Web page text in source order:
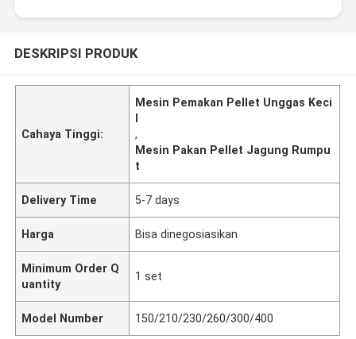
DESKRIPSI PRODUK
Cahaya Tinggi:
Mesin Pemakan Pellet Unggas Keci
l
,
Mesin Pakan Pellet Jagung Rumpu
t
Delivery Time 5-7 days
Harga Bisa dinegosiasikan
Minimum Order Q
uantity
1 set
Model Number 150/210/230/260/300/400